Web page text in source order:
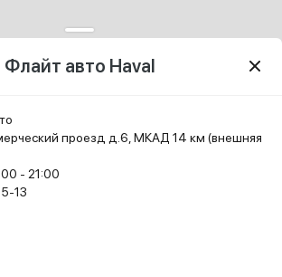
Флайт авто Haval
проезд д.6, МКАД 14 км (внешняя
- 21:00
13